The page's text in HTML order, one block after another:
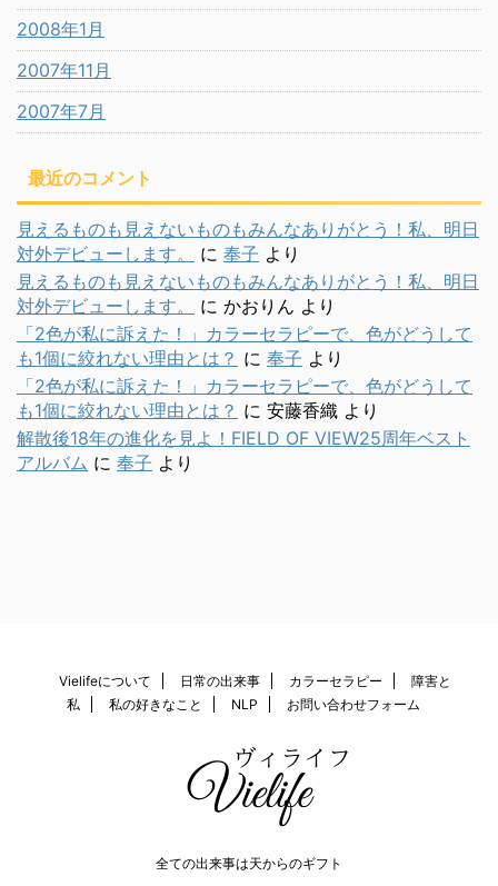
2008年1月
2007年11月
2007年7月
最近のコメント
見えるものも見えないものもみんなありがとう！私、明日
対外デビューします。
に 奉子 より
見えるものも見えないものもみんなありがとう！私、明日
対外デビューします。
に かおりん より
「2色が私に訴えた！」カラーセラピーで、色がどうして
も1個に絞れない理由とは？ に 奉子 より
「2色が私に訴えた！」カラーセラピーで、色がどうして
も1個に絞れない理由とは？ に 安藤香織 より
解散後18年の進化を見よ！FIELD OF VIEW25周年ベスト
アルバム に 奉子 より
Vielifeについて 日常の出来事 カラーセラピー
障害と
私
私の好きなこと NLP お問い合わせフォーム
全ての出来事は天からのギフト